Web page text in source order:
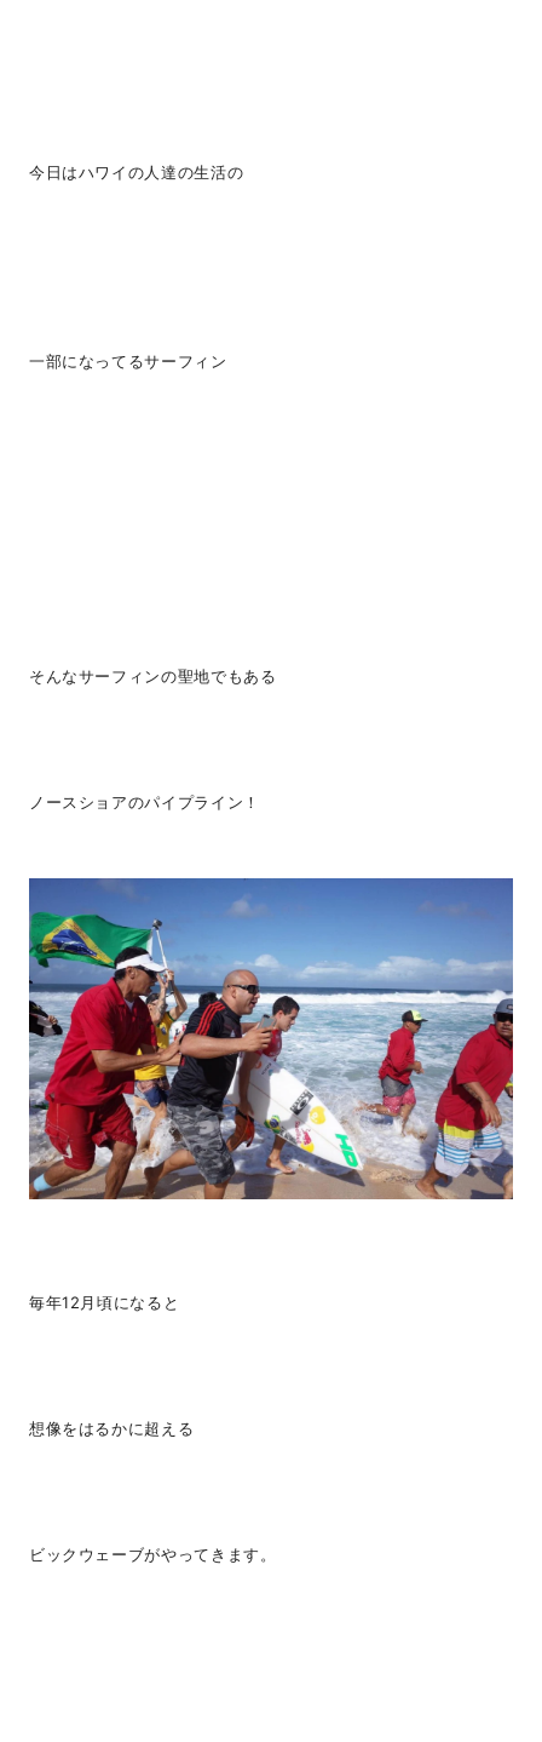
今日はハワイの人達の生活の
一部になってるサーフィン
そんなサーフィンの聖地でもある
ノースショアのパイプライン！
毎年12月頃になると
想像をはるかに超える
ビックウェーブがやってきます。